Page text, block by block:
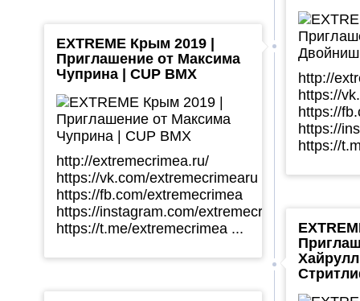
http://
https://
https://
https://
https://
EXTREME Крым 2019 |
Приглашение от Максима
Чуприна | CUP BMX
http://extremecrimea.ru/
https://vk.com/extremecrimearu
https://fb.com/extremecrimea
https://instagram.com/extremecrimea
https://t.me/extremecrimea ...